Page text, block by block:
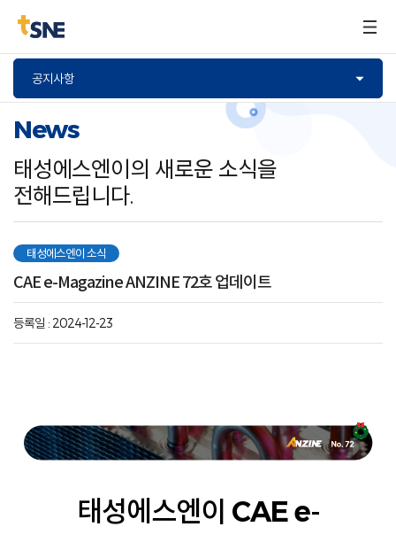
공지사항
News
태성에스엔이의 새로운 소식을
전해드립니다.
태성에스엔이 소식
CAE e-Magazine ANZINE 72호 업데이트
등록일 : 2024-12-23
태성에스엔이 CAE e-